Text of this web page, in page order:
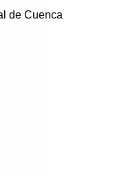
de Cuenca